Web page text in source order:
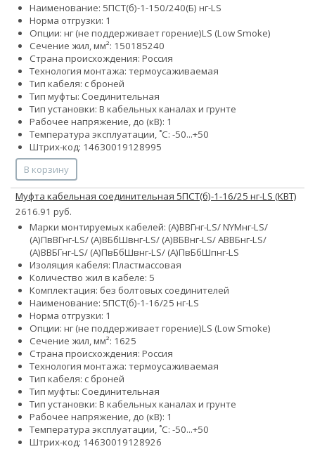
Наименование: 5ПСТ(б)-1-150/240(Б) нг-LS
Норма отгрузки: 1
Опции: нг (не поддерживает горение)LS (Low Smoke)
Сечение жил, мм²: 150185240
Страна происхождения: Россия
Технология монтажа: термоусаживаемая
Тип кабеля: с броней
Тип муфты: Соединительная
Тип установки: В кабельных каналах и грунте
Рабочее напряжение, до (кВ): 1
Температура эксплуатации, ˚С: -50...+50
Штрих-код: 14630019128995
В корзину
Муфта кабельная соединительная 5ПСТ(б)-1-16/25 нг-LS (КВТ)
2616.91 руб.
Марки монтируемых кабелей: (А)ВВГнг-LS/ NYMнг-LS/
(А)ПвВГнг-LS/ (А)ВБбШвнг-LS/ (А)ВБВнг-LS/ АВВБнг-LS/
(А)ВВБГнг-LS/ (А)ПвБбШвнг-LS/ (А)ПвБбШпнг-LS
Изоляция кабеля: Пластмассовая
Количество жил в кабеле: 5
Комплектация: без болтовых соединителей
Наименование: 5ПСТ(б)-1-16/25 нг-LS
Норма отгрузки: 1
Опции: нг (не поддерживает горение)LS (Low Smoke)
Сечение жил, мм²: 1625
Страна происхождения: Россия
Технология монтажа: термоусаживаемая
Тип кабеля: с броней
Тип муфты: Соединительная
Тип установки: В кабельных каналах и грунте
Рабочее напряжение, до (кВ): 1
Температура эксплуатации, ˚С: -50...+50
Штрих-код: 14630019128926